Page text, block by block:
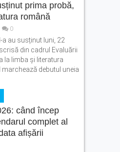
prima probă,
română
0
a au susținut luni, 22
din cadrul Evaluării
la limba și literatura
debutul uneia
când încep
complet al
afișării